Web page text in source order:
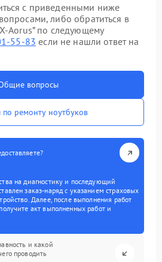
с приведенными ниже
либо обратиться в
Aorus” по следующему
55-83 если не нашли ответ на
вопросы
по ремонту ноутбуков
на диагностику и последующий
заказ-наряд с указанием страховых
Далее, после выполнения работ
акт выполненных работ и
и какой
проводить